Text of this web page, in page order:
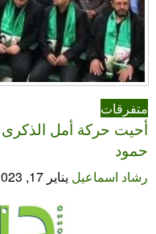
متفرقات
أحيت حركة أمل الذكرى
حمود
رشاد اسماعيل يناير 17, 2023